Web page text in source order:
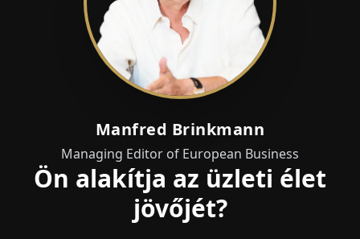
Manfred Brinkmann
Managing Editor of European Business
Ön alakítja az üzleti élet
jövőjét?